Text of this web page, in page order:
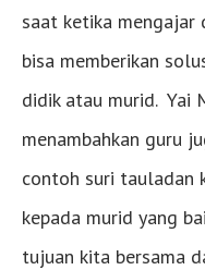
saat ketika mengajar
bisa memberikan
didik atau murid. Yai
menambahkan guru
contoh suri tauladan
kepada murid yang
tujuan kita bersama